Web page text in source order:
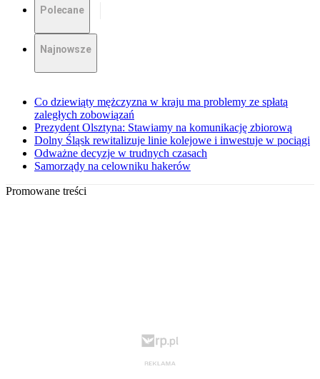
Polecane
Najnowsze
Co dziewiąty mężczyzna w kraju ma problemy ze spłatą
zaległych zobowiązań
Prezydent Olsztyna: Stawiamy na komunikację zbiorową
Dolny Śląsk rewitalizuje linie kolejowe i inwestuje w pociągi
Odważne decyzje w trudnych czasach
Samorządy na celowniku hakerów
Promowane treści